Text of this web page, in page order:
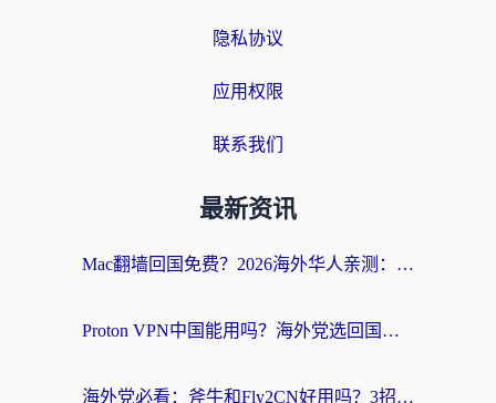
隐私协议
应用权限
联系我们
最新资讯
Mac翻墙回国免费？2026海外华人亲测：从CCTV5直播到国内APP，这样选加速器才靠谱
Proton VPN中国能用吗？海外党选回国加速器的避坑指南（附番茄加速器实测）
海外党必看：斧牛和Fly2CN好用吗？3招教你选对回国加速器（附免费试用攻略）